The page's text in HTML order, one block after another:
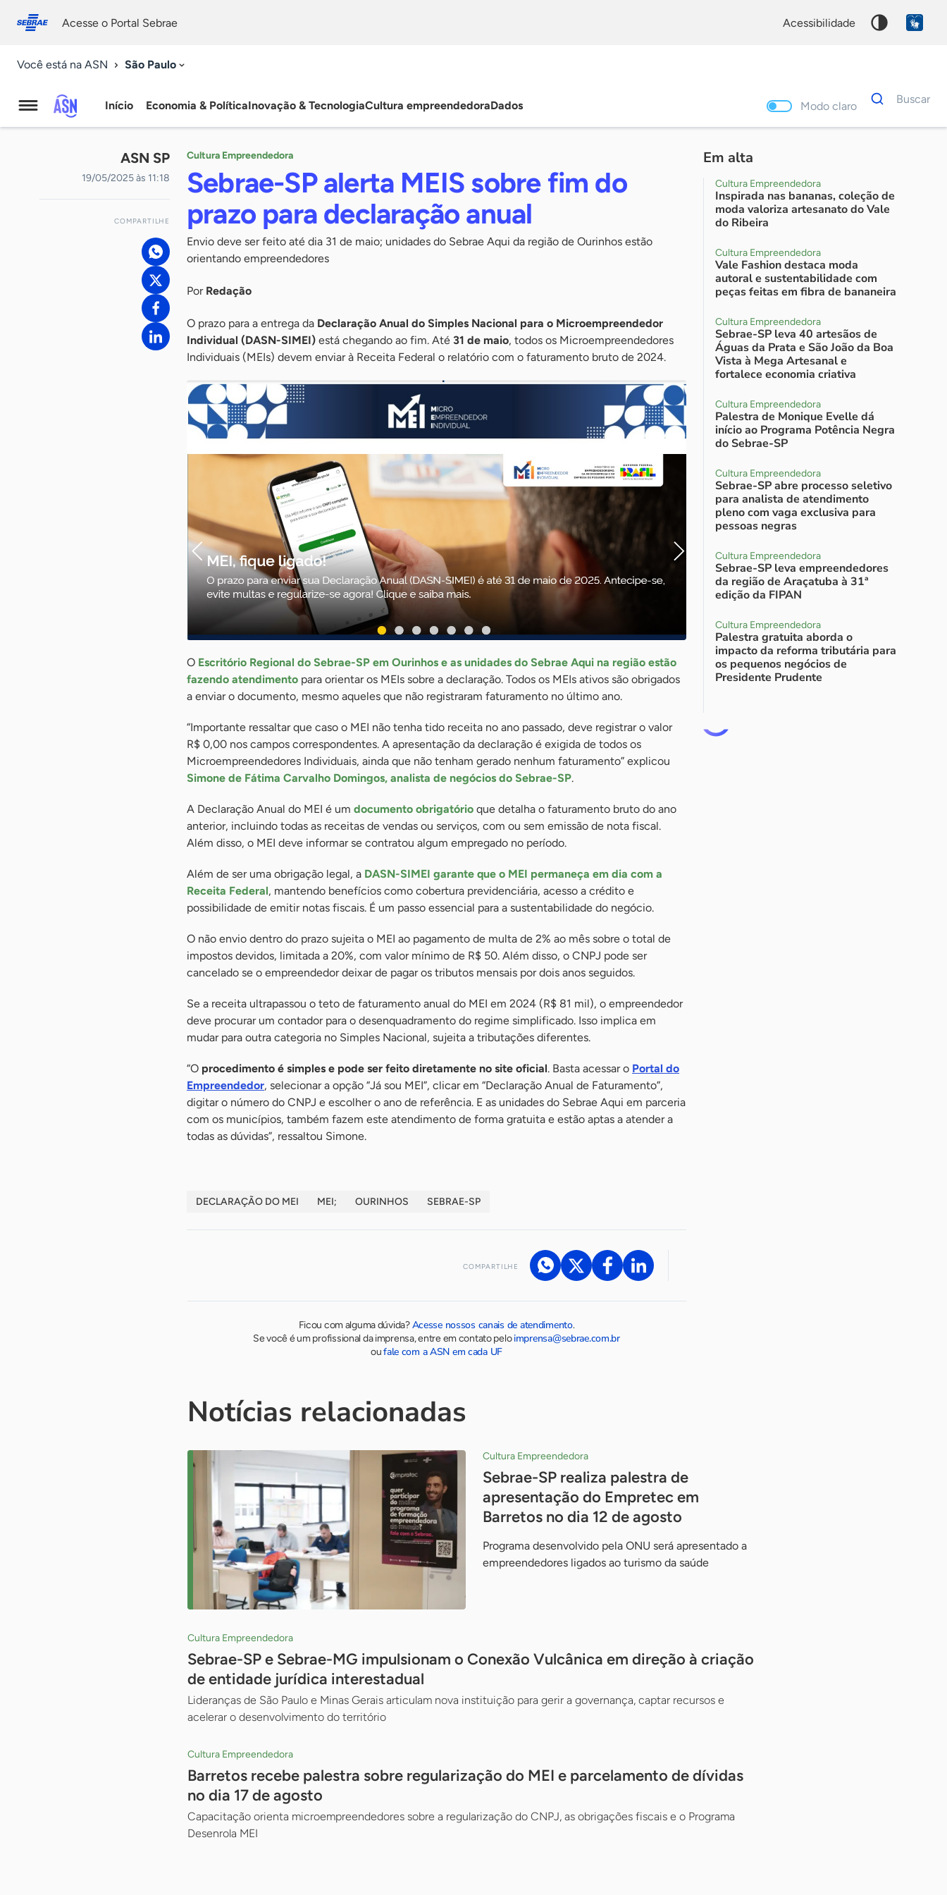
conosco
Acesse o Portal Sebrae acessibilidade
Você está na ASN São Paulo
Agência
Sebrae
Notícias
Início Economia & PolíticaInovação & TecnologiaCultura empreendedoraDados Modo claro
Dados
para
Buscar
ASN SP
19/05/2025 às 11:18
COMPARTILHE
Cultura Empreendedora
Sebrae-SP alerta MEIS sobre fim do
prazo para declaração anual
Envio deve ser feito até dia 31 de maio; unidades do Sebrae Aqui da região de Ourinhos estão
orientando empreendedores
Por Redação
O prazo para a entrega da Declaração Anual do Simples Nacional para o Microempreendedor
Individual (DASN-SIMEI) está chegando ao fim. Até 31 de maio, todos os Microempreendedores
Individuais (MEIs) devem enviar à Receita Federal o relatório com o faturamento bruto de 2024.
O Escritório Regional do Sebrae-SP em Ourinhos e as unidades do Sebrae Aqui na região estão
fazendo atendimento para orientar os MEIs sobre a declaração. Todos os MEIs ativos são obrigados
a enviar o documento, mesmo aqueles que não registraram faturamento no último ano.
“Importante ressaltar que caso o MEI não tenha tido receita no ano passado, deve registrar o valor
R$ 0,00 nos campos correspondentes. A apresentação da declaração é exigida de todos os
Microempreendedores Individuais, ainda que não tenham gerado nenhum faturamento” explicou
Simone de Fátima Carvalho Domingos, analista de negócios do Sebrae-SP.
A Declaração Anual do MEI é um documento obrigatório que detalha o faturamento bruto do ano
anterior, incluindo todas as receitas de vendas ou serviços, com ou sem emissão de nota fiscal.
Além disso, o MEI deve informar se contratou algum empregado no período.
Além de ser uma obrigação legal, a DASN-SIMEI garante que o MEI permaneça em dia com a
Receita Federal, mantendo benefícios como cobertura previdenciária, acesso a crédito e
possibilidade de emitir notas fiscais. É um passo essencial para a sustentabilidade do negócio.
O não envio dentro do prazo sujeita o MEI ao pagamento de multa de 2% ao mês sobre o total de
impostos devidos, limitada a 20%, com valor mínimo de R$ 50. Além disso, o CNPJ pode ser
cancelado se o empreendedor deixar de pagar os tributos mensais por dois anos seguidos.
Se a receita ultrapassou o teto de faturamento anual do MEI em 2024 (R$ 81 mil), o empreendedor
deve procurar um contador para o desenquadramento do regime simplificado. Isso implica em
mudar para outra categoria no Simples Nacional, sujeita a tributações diferentes.
“O procedimento é simples e pode ser feito diretamente no site oficial. Basta acessar o Portal do
Empreendedor, selecionar a opção “Já sou MEI”, clicar em “Declaração Anual de Faturamento”,
digitar o número do CNPJ e escolher o ano de referência. E as unidades do Sebrae Aqui em parceria
com os municípios, também fazem este atendimento de forma gratuita e estão aptas a atender a
todas as dúvidas”, ressaltou Simone.
DECLARAÇÃO DO MEI MEI; OURINHOS SEBRAE-SP
COMPARTILHE
Ficou com alguma dúvida?Acesse nossos canais de atendimento.
Se você é um profissional da imprensa, entre em contato peloimprensa@sebrae.com.br
oufale com a ASN em cada UF
Em alta
Cultura Empreendedora
Inspirada nas bananas, coleção de
moda valoriza artesanato do Vale
do Ribeira
Cultura Empreendedora
Vale Fashion destaca moda
autoral e sustentabilidade com
peças feitas em fibra de bananeira
Cultura Empreendedora
Sebrae-SP leva 40 artesãos de
Águas da Prata e São João da Boa
Vista à Mega Artesanal e
fortalece economia criativa
Cultura Empreendedora
Palestra de Monique Evelle dá
início ao Programa Potência Negra
do Sebrae-SP
Cultura Empreendedora
Sebrae-SP abre processo seletivo
para analista de atendimento
pleno com vaga exclusiva para
pessoas negras
Cultura Empreendedora
Sebrae-SP leva empreendedores
da região de Araçatuba à 31ª
edição da FIPAN
Cultura Empreendedora
Palestra gratuita aborda o
impacto da reforma tributária para
os pequenos negócios de
Presidente Prudente
Notícias relacionadas
Cultura Empreendedora
Sebrae-SP realiza palestra de
apresentação do Empretec em
Barretos no dia 12 de agosto
Programa desenvolvido pela ONU será apresentado a
empreendedores ligados ao turismo da saúde
Cultura Empreendedora
Sebrae-SP e Sebrae-MG impulsionam o Conexão Vulcânica em direção à criação
de entidade jurídica interestadual
Lideranças de São Paulo e Minas Gerais articulam nova instituição para gerir a governança, captar recursos e
acelerar o desenvolvimento do território
Cultura Empreendedora
Barretos recebe palestra sobre regularização do MEI e parcelamento de dívidas
no dia 17 de agosto
Capacitação orienta microempreendedores sobre a regularização do CNPJ, as obrigações fiscais e o Programa
Desenrola MEI